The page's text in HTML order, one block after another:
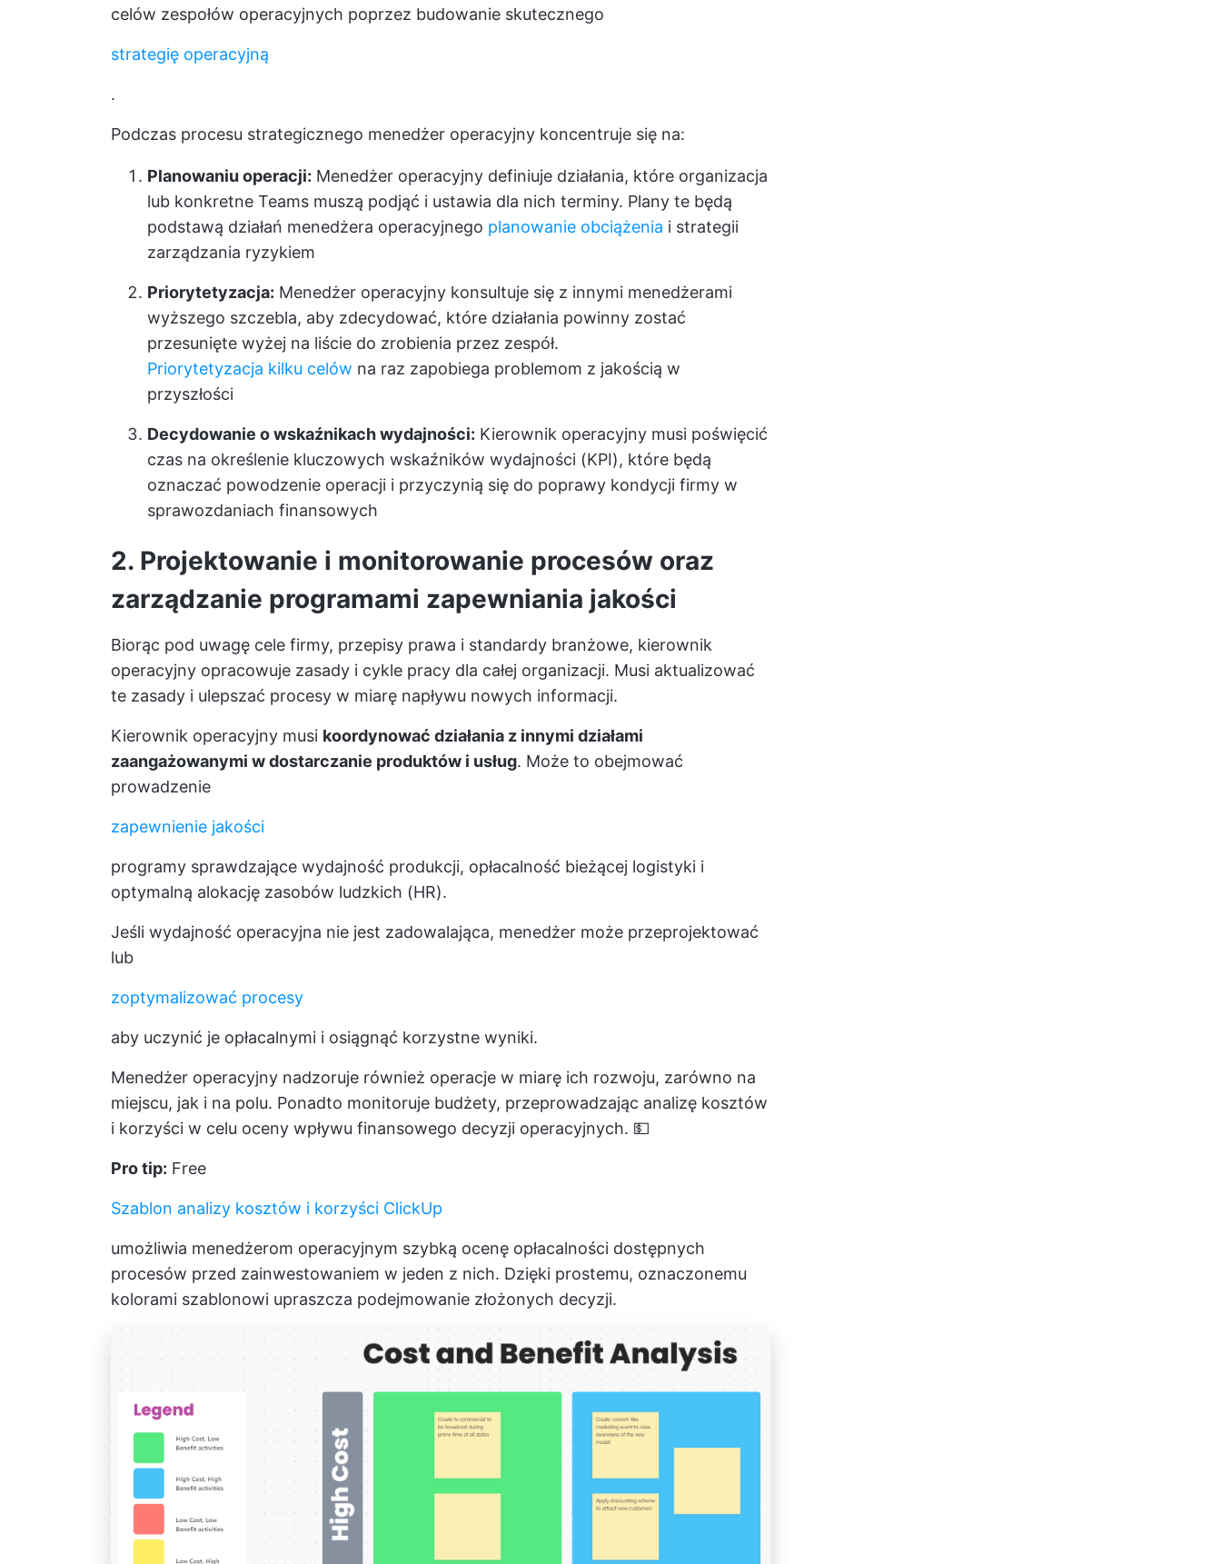
celów zespołów operacyjnych poprzez budowanie skutecznego
strategię operacyjną
.
Podczas procesu strategicznego menedżer operacyjny koncentruje się na:
Planowaniu operacji: Menedżer operacyjny definiuje działania, które organizacja
lub konkretne Teams muszą podjąć i ustawia dla nich terminy. Plany te będą
podstawą działań menedżera operacyjnego planowanie obciążenia i strategii
zarządzania ryzykiem
Priorytetyzacja: Menedżer operacyjny konsultuje się z innymi menedżerami
wyższego szczebla, aby zdecydować, które działania powinny zostać
przesunięte wyżej na liście do zrobienia przez zespół.
Priorytetyzacja kilku celów na raz zapobiega problemom z jakością w
przyszłości
Decydowanie o wskaźnikach wydajności: Kierownik operacyjny musi poświęcić
czas na określenie kluczowych wskaźników wydajności (KPI), które będą
oznaczać powodzenie operacji i przyczynią się do poprawy kondycji firmy w
sprawozdaniach finansowych
2. Projektowanie i monitorowanie procesów oraz
zarządzanie programami zapewniania jakości
Biorąc pod uwagę cele firmy, przepisy prawa i standardy branżowe, kierownik
operacyjny opracowuje zasady i cykle pracy dla całej organizacji. Musi aktualizować
te zasady i ulepszać procesy w miarę napływu nowych informacji.
Kierownik operacyjny musi koordynować działania z innymi działami
zaangażowanymi w dostarczanie produktów i usług. Może to obejmować
prowadzenie
zapewnienie jakości
programy sprawdzające wydajność produkcji, opłacalność bieżącej logistyki i
optymalną alokację zasobów ludzkich (HR).
Jeśli wydajność operacyjna nie jest zadowalająca, menedżer może przeprojektować
lub
zoptymalizować procesy
aby uczynić je opłacalnymi i osiągnąć korzystne wyniki.
Menedżer operacyjny nadzoruje również operacje w miarę ich rozwoju, zarówno na
miejscu, jak i na polu. Ponadto monitoruje budżety, przeprowadzając analizę kosztów
i korzyści w celu oceny wpływu finansowego decyzji operacyjnych. 💵
Pro tip: Free
Szablon analizy kosztów i korzyści ClickUp
umożliwia menedżerom operacyjnym szybką ocenę opłacalności dostępnych
procesów przed zainwestowaniem w jeden z nich. Dzięki prostemu, oznaczonemu
kolorami szablonowi upraszcza podejmowanie złożonych decyzji.